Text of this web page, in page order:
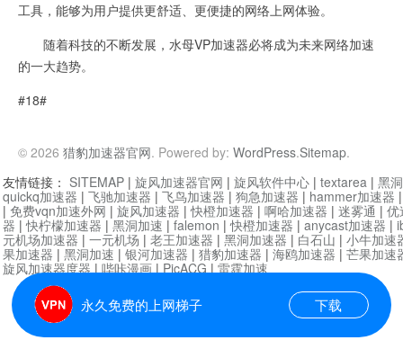
工具，能够为用户提供更舒适、更便捷的网络上网体验。
随着科技的不断发展，水母VP加速器必将成为未来网络加速
的一大趋势。
#18#
© 2026 猎豹加速器官网. Powered by: WordPress.Sitemap.
永久免费的上网梯子 下载
友情链接： SITEMAP | 旋风加速器官网 | 旋风软件中心 | textarea | 黑
quickq加速器 | 飞驰加速器 | 飞鸟加速器 | 狗急加速器 | hammer加速器
| 免费vqn加速外网 | 旋风加速器 |快橙加速器 | 啊哈加速器 | 迷雾通 | 优
器 |快柠檬加速器 | 黑洞加速 | falemon |快橙加速器 | anycast加速器 |
元机场加速器 | 一元机场 | 老王加速器 | 黑洞加速器 | 白石山 | 小牛加速
果加速器 | 黑洞加速 | 银河加速器 | 猎豹加速器 | 海鸥加速器 | 芒果加速
旋风加速器度器|哔咔漫画|PicACG|雷霆加速